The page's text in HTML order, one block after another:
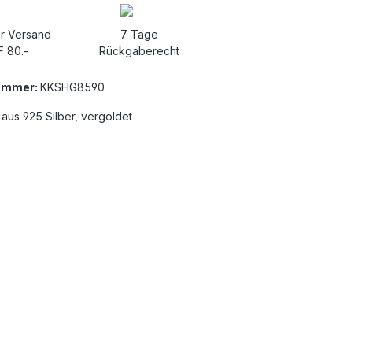
Versand
80.-
7 Tage
Rückgaberecht
KKSHG8590
925 Silber, vergoldet